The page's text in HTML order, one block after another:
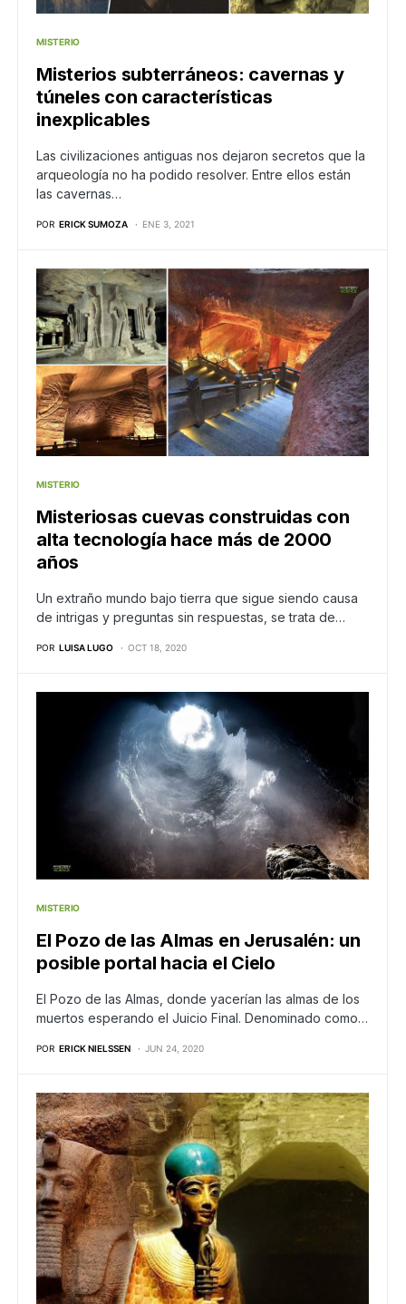
MISTERIO
Misterios subterráneos: cavernas y
túneles con características
inexplicables
Las civilizaciones antiguas nos dejaron secretos que la
arqueología no ha podido resolver. Entre ellos están
las cavernas…
POR ERICK SUMOZA ENE 3, 2021
MISTERIO
Misteriosas cuevas construidas con
alta tecnología hace más de 2000
años
Un extraño mundo bajo tierra que sigue siendo causa
de intrigas y preguntas sin respuestas, se trata de…
POR LUISA LUGO OCT 18, 2020
MISTERIO
El Pozo de las Almas en Jerusalén: un
posible portal hacia el Cielo
El Pozo de las Almas, donde yacerían las almas de los
muertos esperando el Juicio Final. Denominado como…
POR ERICK NIELSSEN JUN 24, 2020